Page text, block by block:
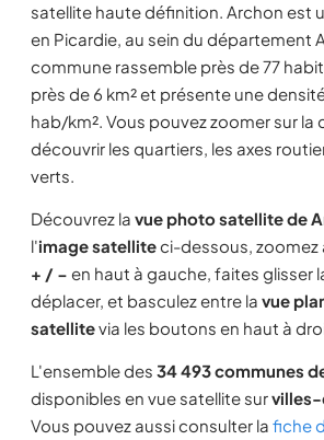
satellite haute définition. Archon est
en Picardie, au sein du département
commune rassemble près de 77
près de 6 km² et présente une
hab/km². Vous pouvez zoomer sur la
découvrir les quartiers, les axes
verts.
Découvrez la vue photo satellite de
l'image satelliteci-dessous, zoomez
+ / − en haut à gauche, faites glisser
déplacer, et basculez entre la vue
satellitevia les boutons en haut à
L'ensemble des 34 493 communes
disponibles en vue satellite sur
Vous pouvez aussi consulter la fiche